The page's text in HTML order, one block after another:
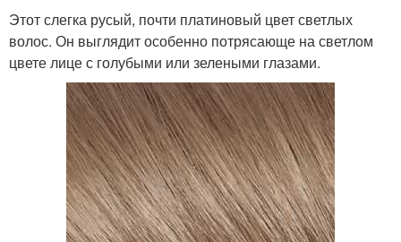
Этот слегка русый, почти платиновый цвет светлых
волос. Он выглядит особенно потрясающе на светлом
цвете лице с голубыми или зелеными глазами.